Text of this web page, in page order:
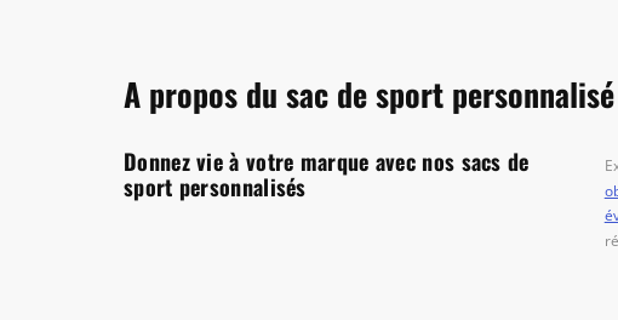
A propos du sac de sport personnalisé
Donnez vie à votre marque avec nos sacs de
sport personnalisés